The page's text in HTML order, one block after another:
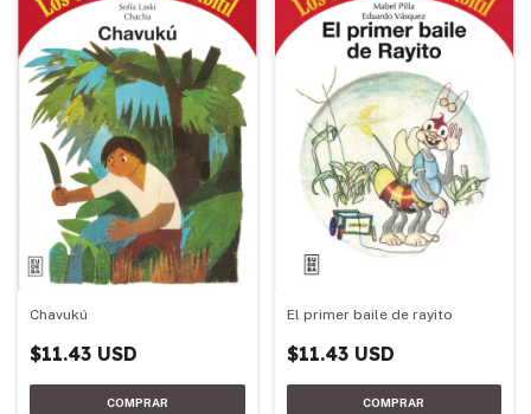
Chavukú
$11.43 USD
El primer baile de rayito
$11.43 USD